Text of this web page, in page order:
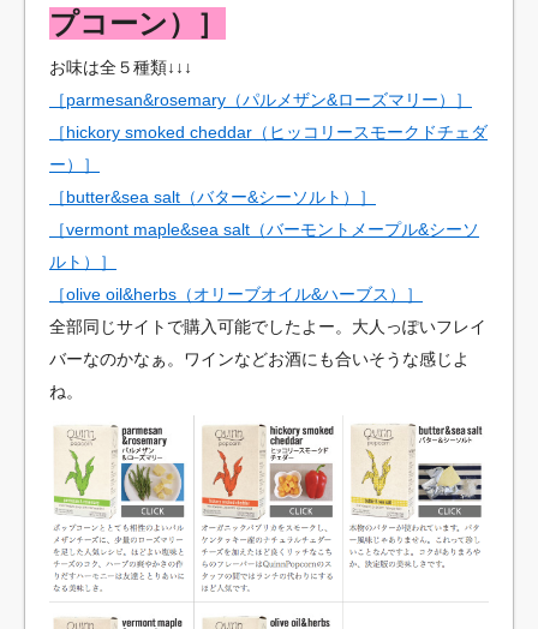
プコーン）］
お味は全５種類↓↓↓
［parmesan&rosemary（パルメザン&ローズマリー）］
［hickory smoked cheddar（ヒッコリースモークドチェダ
ー）］
［butter&sea salt（バター&シーソルト）］
［vermont maple&sea salt（バーモントメープル&シーソ
ルト）］
［olive oil&herbs（オリーブオイル&ハーブス）］
全部同じサイトで購入可能でしたよー。大人っぽいフレイ
バーなのかなぁ。ワインなどお酒にも合いそうな感じよ
ね。